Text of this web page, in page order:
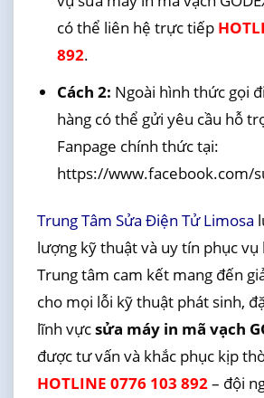
có thể liên hệ trực tiếp
892.
Cách 2: Ngoài hình thức gọi
hàng có thể gửi yêu cầu hỗ
Fanpage chính thức tại:
https://www.facebook.com/
Trung Tâm Sửa Điện Tử Limosa
lượng kỹ thuật và uy tín phục vụ
Trung tâm cam kết mang đến
cho mọi lỗi kỹ thuật phát sinh,
lĩnh vựcsửa máy in mã vạch
được tư vấn và khắc phục kịp
HOTLINE 0776 103 892– đội